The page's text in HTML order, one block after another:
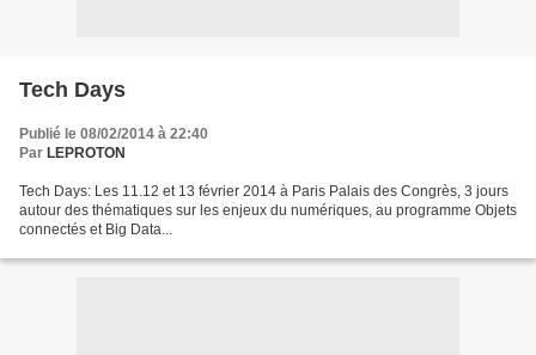
Tech Days
Publié le 08/02/2014 à 22:40
Par LEPROTON
Tech Days: Les 11.12 et 13 février 2014 à Paris Palais des Congrès, 3 jours
autour des thématiques sur les enjeux du numériques, au programme Objets
connectés et Big Data...